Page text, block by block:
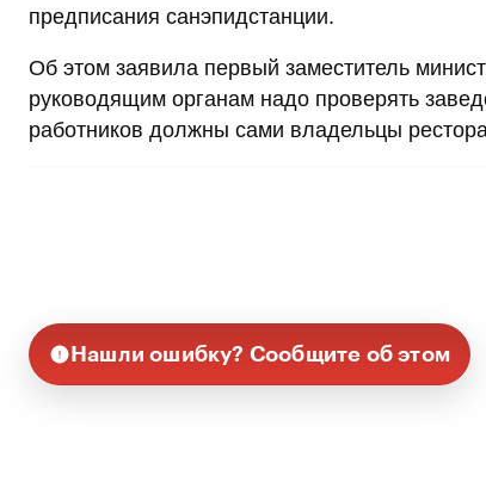
предписания санэпидстанции.
Об этом заявила первый заместитель
руководящим органам надо проверять
работников должны сами владельцы
Нашли ошибку? Сообщите об этом